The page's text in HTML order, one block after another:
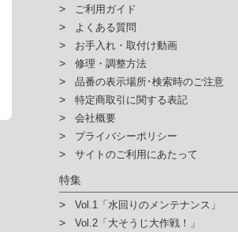
ご利用ガイド
よくある質問
お手入れ・取付け動画
修理・調整方法
品番の表示場所･検索時のご注意
特定商取引に関する表記
会社概要
プライバシーポリシー
サイトのご利用にあたって
特集
Vol.1「水回りのメンテナンス」
Vol.2「大そうじ大作戦！」